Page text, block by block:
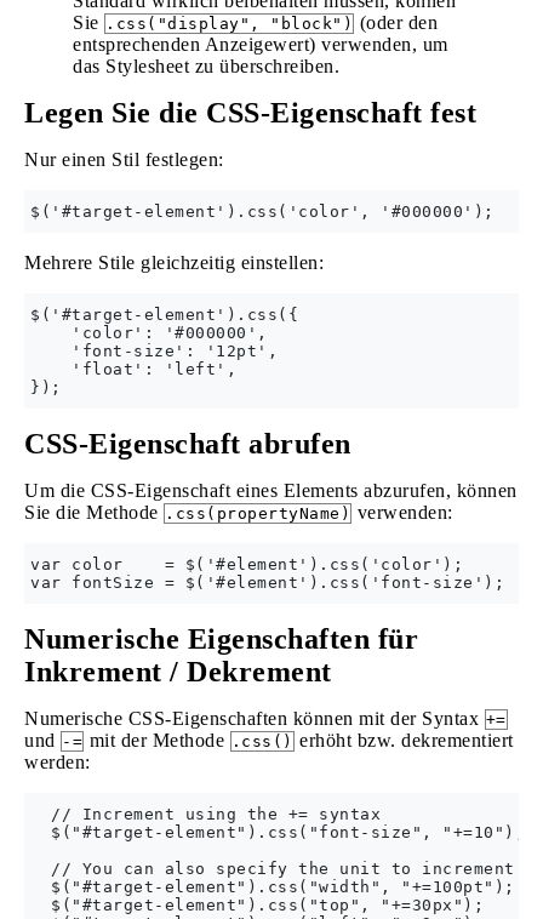
Sie .css("display", "block") (oder den
entsprechenden Anzeigewert) verwenden, um
das Stylesheet zu überschreiben.
Legen Sie die CSS-Eigenschaft fest
Nur einen Stil festlegen:
Mehrere Stile gleichzeitig einstellen:
$('#target-element').css({
    'color': '#000000',
    'font-size': '12pt',
    'float': 'left',
CSS-Eigenschaft abrufen
Um die CSS-Eigenschaft eines Elements abzurufen, können
Sie die Methode .css(propertyName) verwenden:
var color    = $('#element').css('color');
Numerische Eigenschaften für
Inkrement / Dekrement
Numerische CSS-Eigenschaften können mit der Syntax +=
und -= mit der Methode .css() erhöht bzw. dekrementiert
werden:
  // Increment using the += syntax
  $("#target-element").css("font-size", "+=10");
// You can also specify the unit to increment
  $("#target-element").css("width", "+=100pt");
  $("#target-element").css("top", "+=30px");